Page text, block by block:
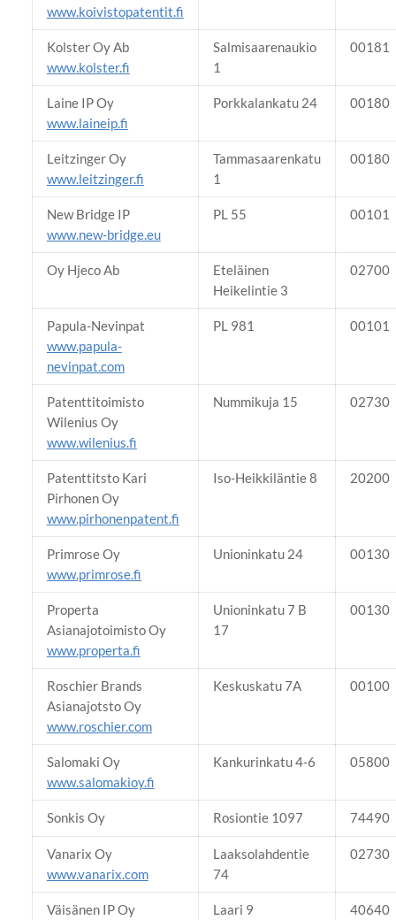
www.koivistopatentit.fi
Kolster Oy Ab
www.kolster.fi
Salmisaarenaukio
1
00181
Laine IP Oy
www.laineip.fi
Porkkalankatu 24 00180
Leitzinger Oy
www.leitzinger.fi
Tammasaarenkatu
1
00180
New Bridge IP
www.new-bridge.eu
PL 55 00101
Oy Hjeco Ab
Eteläinen
Heikelintie 3
02700
Papula-Nevinpat
www.papula-
nevinpat.com
PL 981 00101
Patenttitoimisto
Wilenius Oy
www.wilenius.fi
Nummikuja 15 02730
Patenttitsto Kari
Pirhonen Oy
www.pirhonenpatent.fi
Iso-Heikkiläntie 8 20200
Primrose Oy
www.primrose.fi
Unioninkatu 24 00130
Properta
Asianajotoimisto Oy
www.properta.fi
Unioninkatu 7 B
17
00130
Roschier Brands
Asianajotsto Oy
www.roschier.com
Keskuskatu 7A 00100
Salomaki Oy
www.salomakioy.fi
Kankurinkatu 4-6 05800
Sonkis Oy Rosiontie 1097 74490
Vanarix Oy
www.vanarix.com
Laaksolahdentie
74
02730
Väisänen IP Oy
Laari 9 40640